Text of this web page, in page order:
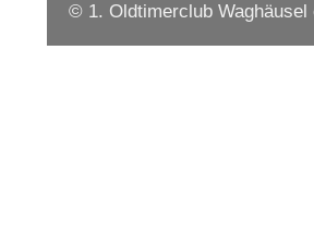
© 1. Oldtimerclub Waghäusel